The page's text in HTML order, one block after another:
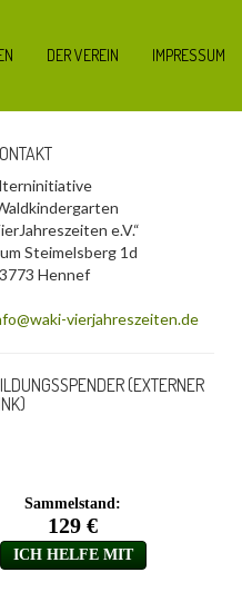
DER VEREIN IMPRESSUM
e.V.“
Steimelsberg 1d
Hennef
vierjahreszeiten.de
(EXTERNER